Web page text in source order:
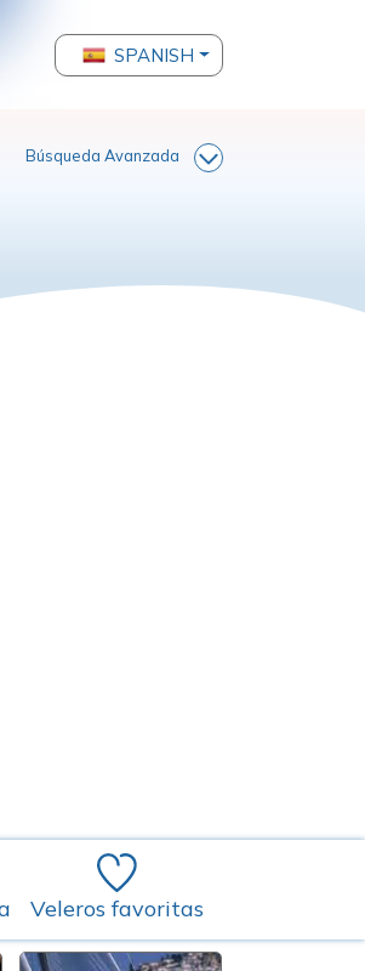
SPANISH
Búsqueda Avanzada
Veleros favoritas